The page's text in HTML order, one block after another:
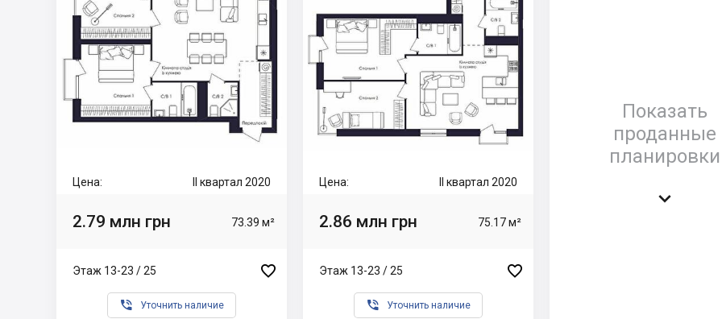
Цена: II квартал 2020
2.79 млн грн 73.39 м²
Этаж 13-23 / 25 
 Уточнить наличие
Цена: II квартал 2020
2.86 млн грн 75.17 м²
Этаж 13-23 / 25 
 Уточнить наличие
Показать
проданные
планировки
